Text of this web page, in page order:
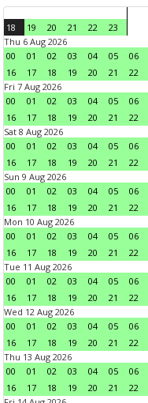
18 19 20 21 22
23
Thu 6 Aug 2026
00
01 02 03 04 05 06
16
17 18 19 20 21 22
Fri 7 Aug 2026
00
01 02 03 04 05 06
16
17 18 19 20 21 22
Sat 8 Aug 2026
00
01 02 03 04 05 06
16
17 18 19 20 21 22
Sun 9 Aug 2026
00
01 02 03 04 05 06
16
17 18 19 20 21 22
Mon 10 Aug 2026
00
01 02 03 04 05 06
16
17 18 19 20 21 22
Tue 11 Aug 2026
00
01 02 03 04 05 06
16
17 18 19 20 21 22
Wed 12 Aug 2026
00
01 02 03 04 05 06
16
17 18 19 20 21 22
Thu 13 Aug 2026
00
01 02 03 04 05 06
16
17 18 19 20 21 22